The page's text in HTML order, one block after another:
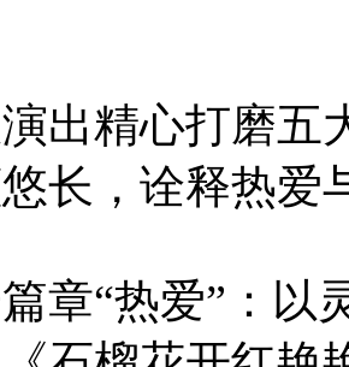
精心打磨五
长，诠释热爱
“热爱”：以